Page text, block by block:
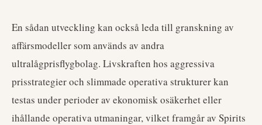
En sådan utveckling kan också leda till granskning av
affärsmodeller som används av andra
ultralågprisflygbolag. Livskraften hos aggressiva
prisstrategier och slimmade operativa strukturer kan
testas under perioder av ekonomisk osäkerhet eller
ihållande operativa utmaningar, vilket framgår av Spirits